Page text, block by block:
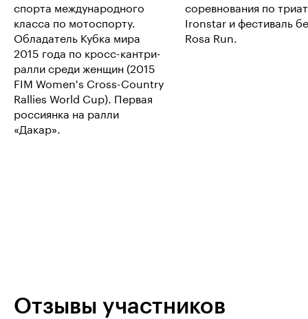
спорта международного
класса по мотоспорту.
Обладатель Кубка мира
2015 года по кросс-кантри-
ралли среди женщин (2015
FIM Women's Cross-Country
Rallies World Cup). Первая
россиянка на ралли
«Дакар».
соревнования по
Ironstar и фестиваль
Rosa Run.
Отзывы участников